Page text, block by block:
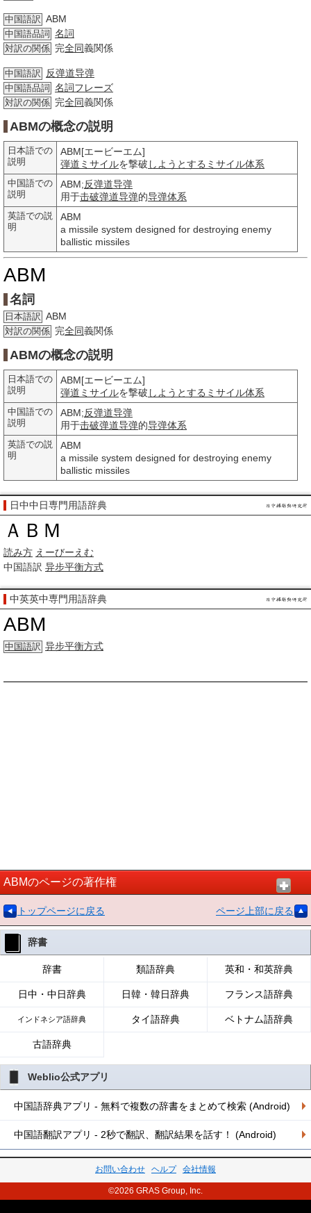
中国語訳 ABM
中国語品詞 名詞
対訳の関係 完全同義関係
中国語訳 反弹道导弹
中国語品詞 名詞フレーズ
対訳の関係 完全同義関係
ABMの概念の説明
日本語での
説明
ABM[エービーエム]
弾道ミサイルを撃破 しようとする ミサイル体系
中国語での
説明
ABM;反弹道导弹
用于击破弹道导弹的导弹体系
英語での説
明
ABM
a missile system designed for destroying enemy
ballistic missiles
ABM
名詞
日本語訳 ABM
対訳の関係 完全同義関係
ABMの概念の説明
日本語での
説明
ABM[エービーエム]
弾道ミサイルを撃破 しようとする ミサイル体系
中国語での
説明
ABM;反弹道导弹
用于击破弹道导弹的导弹体系
英語での説
明
ABM
a missile system designed for destroying enemy
ballistic missiles
日中中日専門用語辞典
ＡＢＭ
読み方 えーびーえむ
中国語訳 异步平衡方式
中英英中専門用語辞典
ABM
中国語訳 异步平衡方式
ABMのページの著作権
トップページに戻る ページ上部に戻る
辞書
辞書 類語辞典 英和・和英辞典
日中・中日辞典 日韓・韓日辞典 フランス語辞典
インドネシア語辞典 タイ語辞典 ベトナム語辞典
古語辞典
Weblio公式アプリ
中国語辞典アプリ - 無料で複数の辞書をまとめて検索 (Android)
中国語翻訳アプリ - 2秒で翻訳、翻訳結果を話す！ (Android)
お問い合わせ ヘルプ 会社情報
©2026 GRAS Group, Inc.